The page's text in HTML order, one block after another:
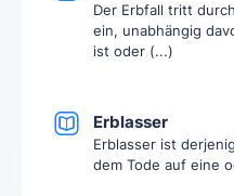
Der Erbfall tritt
ein, unabhängig
ist oder (...)
Erblasser
Erblasser ist
dem Tode auf eine